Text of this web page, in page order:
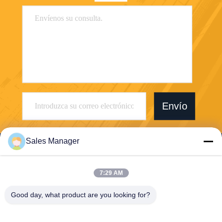
Envío
Co., Ltd
Sales Manager
7:29 AM
Good day, what product are you looking for?